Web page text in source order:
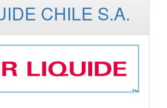
CHILE S.A.